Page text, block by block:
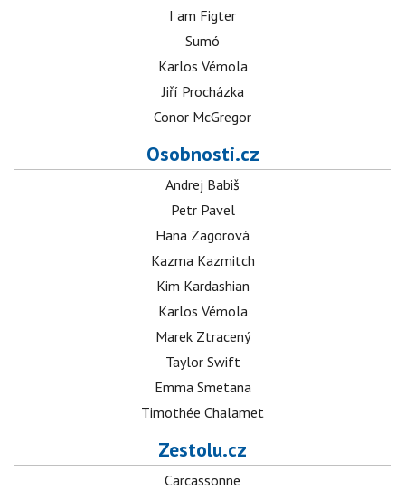
I am Figter
Sumó
Karlos Vémola
Jiří Procházka
Conor McGregor
Osobnosti.cz
Andrej Babiš
Petr Pavel
Hana Zagorová
Kazma Kazmitch
Kim Kardashian
Karlos Vémola
Marek Ztracený
Taylor Swift
Emma Smetana
Timothée Chalamet
Zestolu.cz
Carcassonne